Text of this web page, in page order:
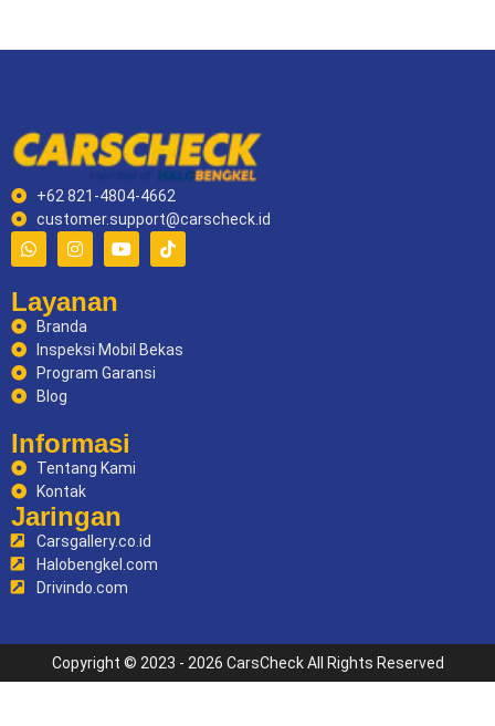
+62 821-4804-4662
customer.support@carscheck.id
Layanan
Branda
Inspeksi Mobil Bekas
Program Garansi
Blog
Informasi
Tentang Kami
Kontak
Jaringan
Carsgallery.co.id
Halobengkel.com
Drivindo.com
Copyright © 2023 - 2026 CarsCheck All Rights Reserved